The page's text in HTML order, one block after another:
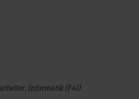
Informatik (F4I)